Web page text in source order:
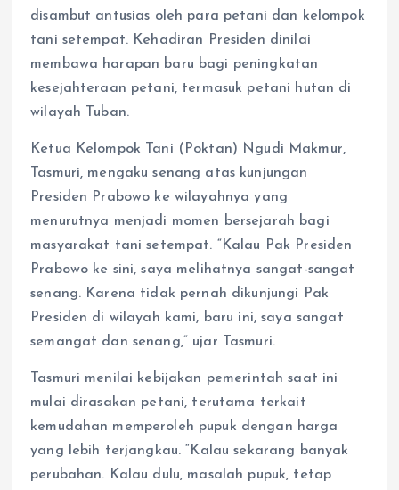
disambut antusias oleh para petani dan kelompok
tani setempat. Kehadiran Presiden dinilai
membawa harapan baru bagi peningkatan
kesejahteraan petani, termasuk petani hutan di
wilayah Tuban.
Ketua Kelompok Tani (Poktan) Ngudi Makmur,
Tasmuri, mengaku senang atas kunjungan
Presiden Prabowo ke wilayahnya yang
menurutnya menjadi momen bersejarah bagi
masyarakat tani setempat. “Kalau Pak Presiden
Prabowo ke sini, saya melihatnya sangat-sangat
senang. Karena tidak pernah dikunjungi Pak
Presiden di wilayah kami, baru ini, saya sangat
semangat dan senang,” ujar Tasmuri.
Tasmuri menilai kebijakan pemerintah saat ini
mulai dirasakan petani, terutama terkait
kemudahan memperoleh pupuk dengan harga
yang lebih terjangkau. “Kalau sekarang banyak
perubahan. Kalau dulu, masalah pupuk, tetap